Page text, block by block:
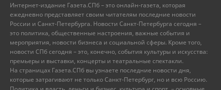
Интернет-издание Газета.СПб – это онлайн-газета, которая
ежедневно представляет своим читателям последние новости
России и Санкт-Петербурга. Новости Санкт-Петербурга сегодня –
это политика, общественные настроения, важные события и
мероприятия, новости бизнеса и социальной сферы. Кроме того,
новости СПб сегодня – это, конечно, события культуры и искусства:
премьеры и выставки, концерты и театральные спектакли.
На страницах Газета.СПб вы узнаете последние новости дня,
которые затрагивают не только Санкт-Петербург, но и всю Россию.